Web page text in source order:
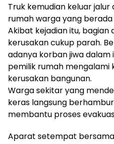
Truk kemudian keluar
rumah warga yang berada
Akibat kejadian itu,
kerusakan cukup parah.
adanya korban jiwa dalam
pemilik rumah mengalami
kerusakan bangunan.
Warga sekitar yang
keras langsung
membantu proses
Aparat setempat